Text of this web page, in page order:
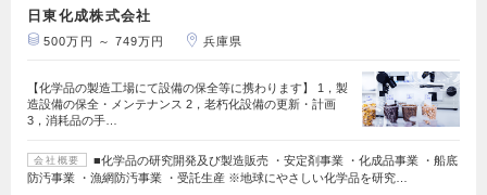
日東化成株式会社
500万円 ～ 749万円 兵庫県
【化学品の製造工場にて設備の保全等に携わります】 1，製
造設備の保全・メンテナンス 2，老朽化設備の更新・計画
3，消耗品の手…
会社概要
■化学品の研究開発及び製造販売 ・安定剤事業 ・化成品事業 ・船底
防汚事業 ・漁網防汚事業 ・受託生産 ※地球にやさしい化学品を研究…